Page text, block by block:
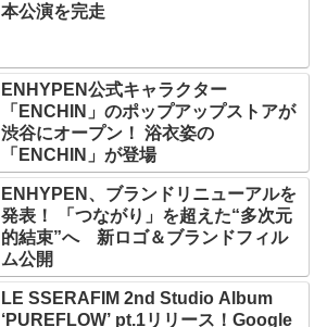
本公演を完走
ENHYPEN公式キャラクター
「ENCHIN」のポップアップストアが
渋谷にオープン！ 浴衣姿の
「ENCHIN」が登場
ENHYPEN、ブランドリニューアルを
発表！ 「つながり」を超えた“多次元
的結束”へ 新ロゴ＆ブランドフィル
ム公開
LE SSERAFIM 2nd Studio Album
‘PUREFLOW’ pt.1リリース！Google